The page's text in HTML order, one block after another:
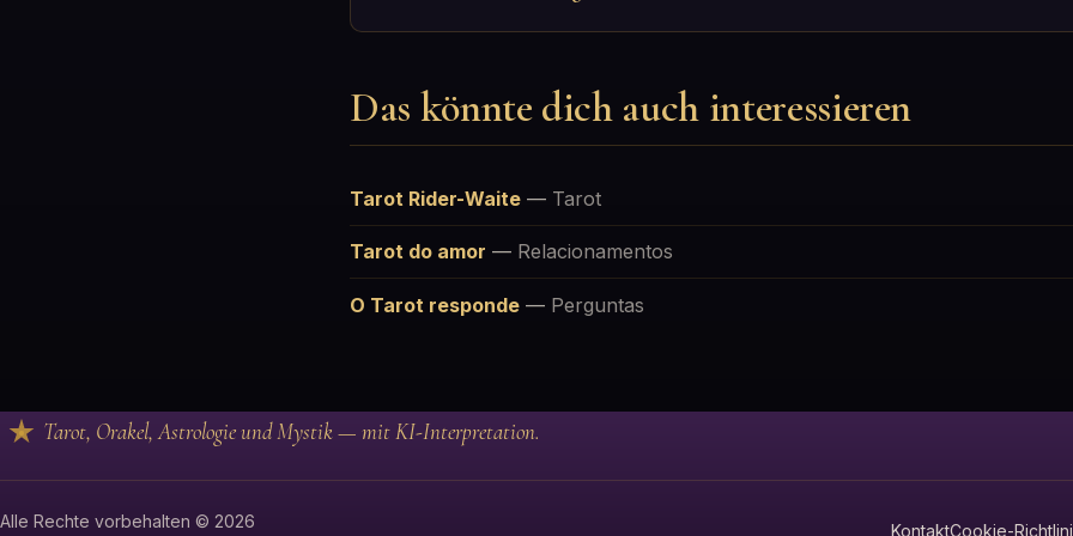
Das könnte dich auch interessieren
Tarot Rider-Waite — Tarot
Tarot do amor — Relacionamentos
O Tarot responde — Perguntas
Tarot, Orakel, Astrologie und Mystik — mit KI-Interpretation.
Alle Rechte vorbehalten © 2026 KontaktCookie-